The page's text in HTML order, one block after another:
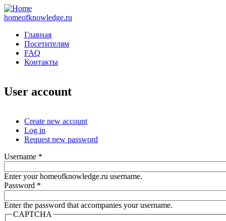
homeofknowledge.ru
Главная
Посетителям
FAQ
Контакты
User account
Primary tabs
Create new account
Log in
Request new password
Username *
Enter your homeofknowledge.ru username.
Password *
Enter the password that accompanies your username.
CAPTCHA